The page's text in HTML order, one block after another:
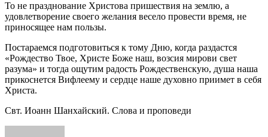
То не празднование Христова пришествия на землю, а
удовлетворение своего желания весело провести время, не
приносящее нам пользы.
Постараемся подготовиться к тому Дню, когда раздастся
«Рождество Твое, Христе Боже наш, возсия мирови свет
разума» и тогда ощутим радость Рождественскую, душа наша
прикоснется Вифлеему и сердце наше духовно приимет в себя
Христа.
Свт. Иоанн Шанхайский. Слова и проповеди